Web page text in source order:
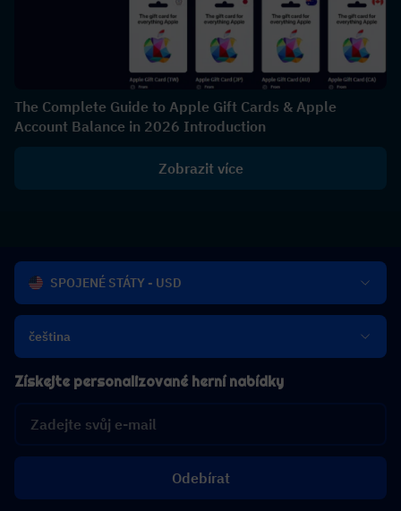
The Complete Guide to Apple Gift Cards & Apple
Account Balance in 2026 Introduction
Zobrazit více
SPOJENÉ STÁTY - USD
čeština
Získejte personalizované herní nabídky
Odebírat